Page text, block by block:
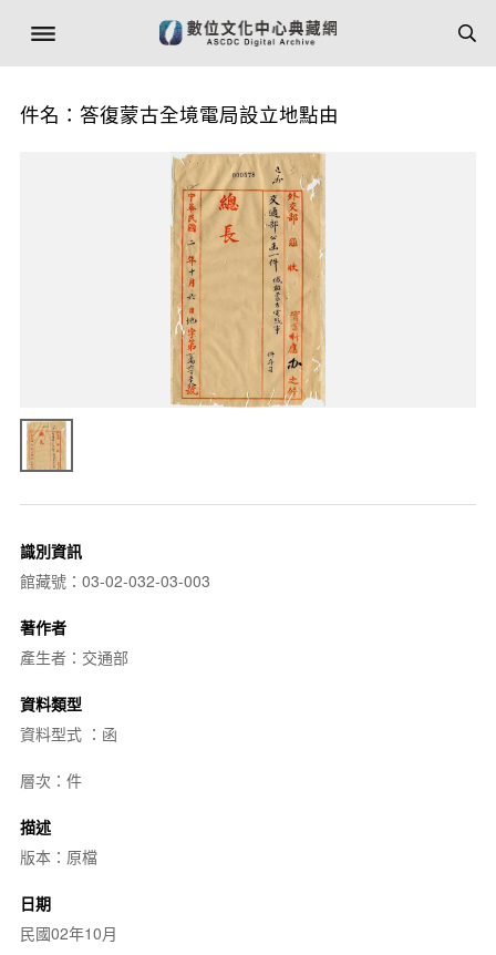
件名：答復蒙古全境電局設立地點由
識別資訊
館藏號：03-02-032-03-003
著作者
產生者：交通部
資料類型
資料型式 ：函
層次：件
描述
版本：原檔
日期
民國02年10月